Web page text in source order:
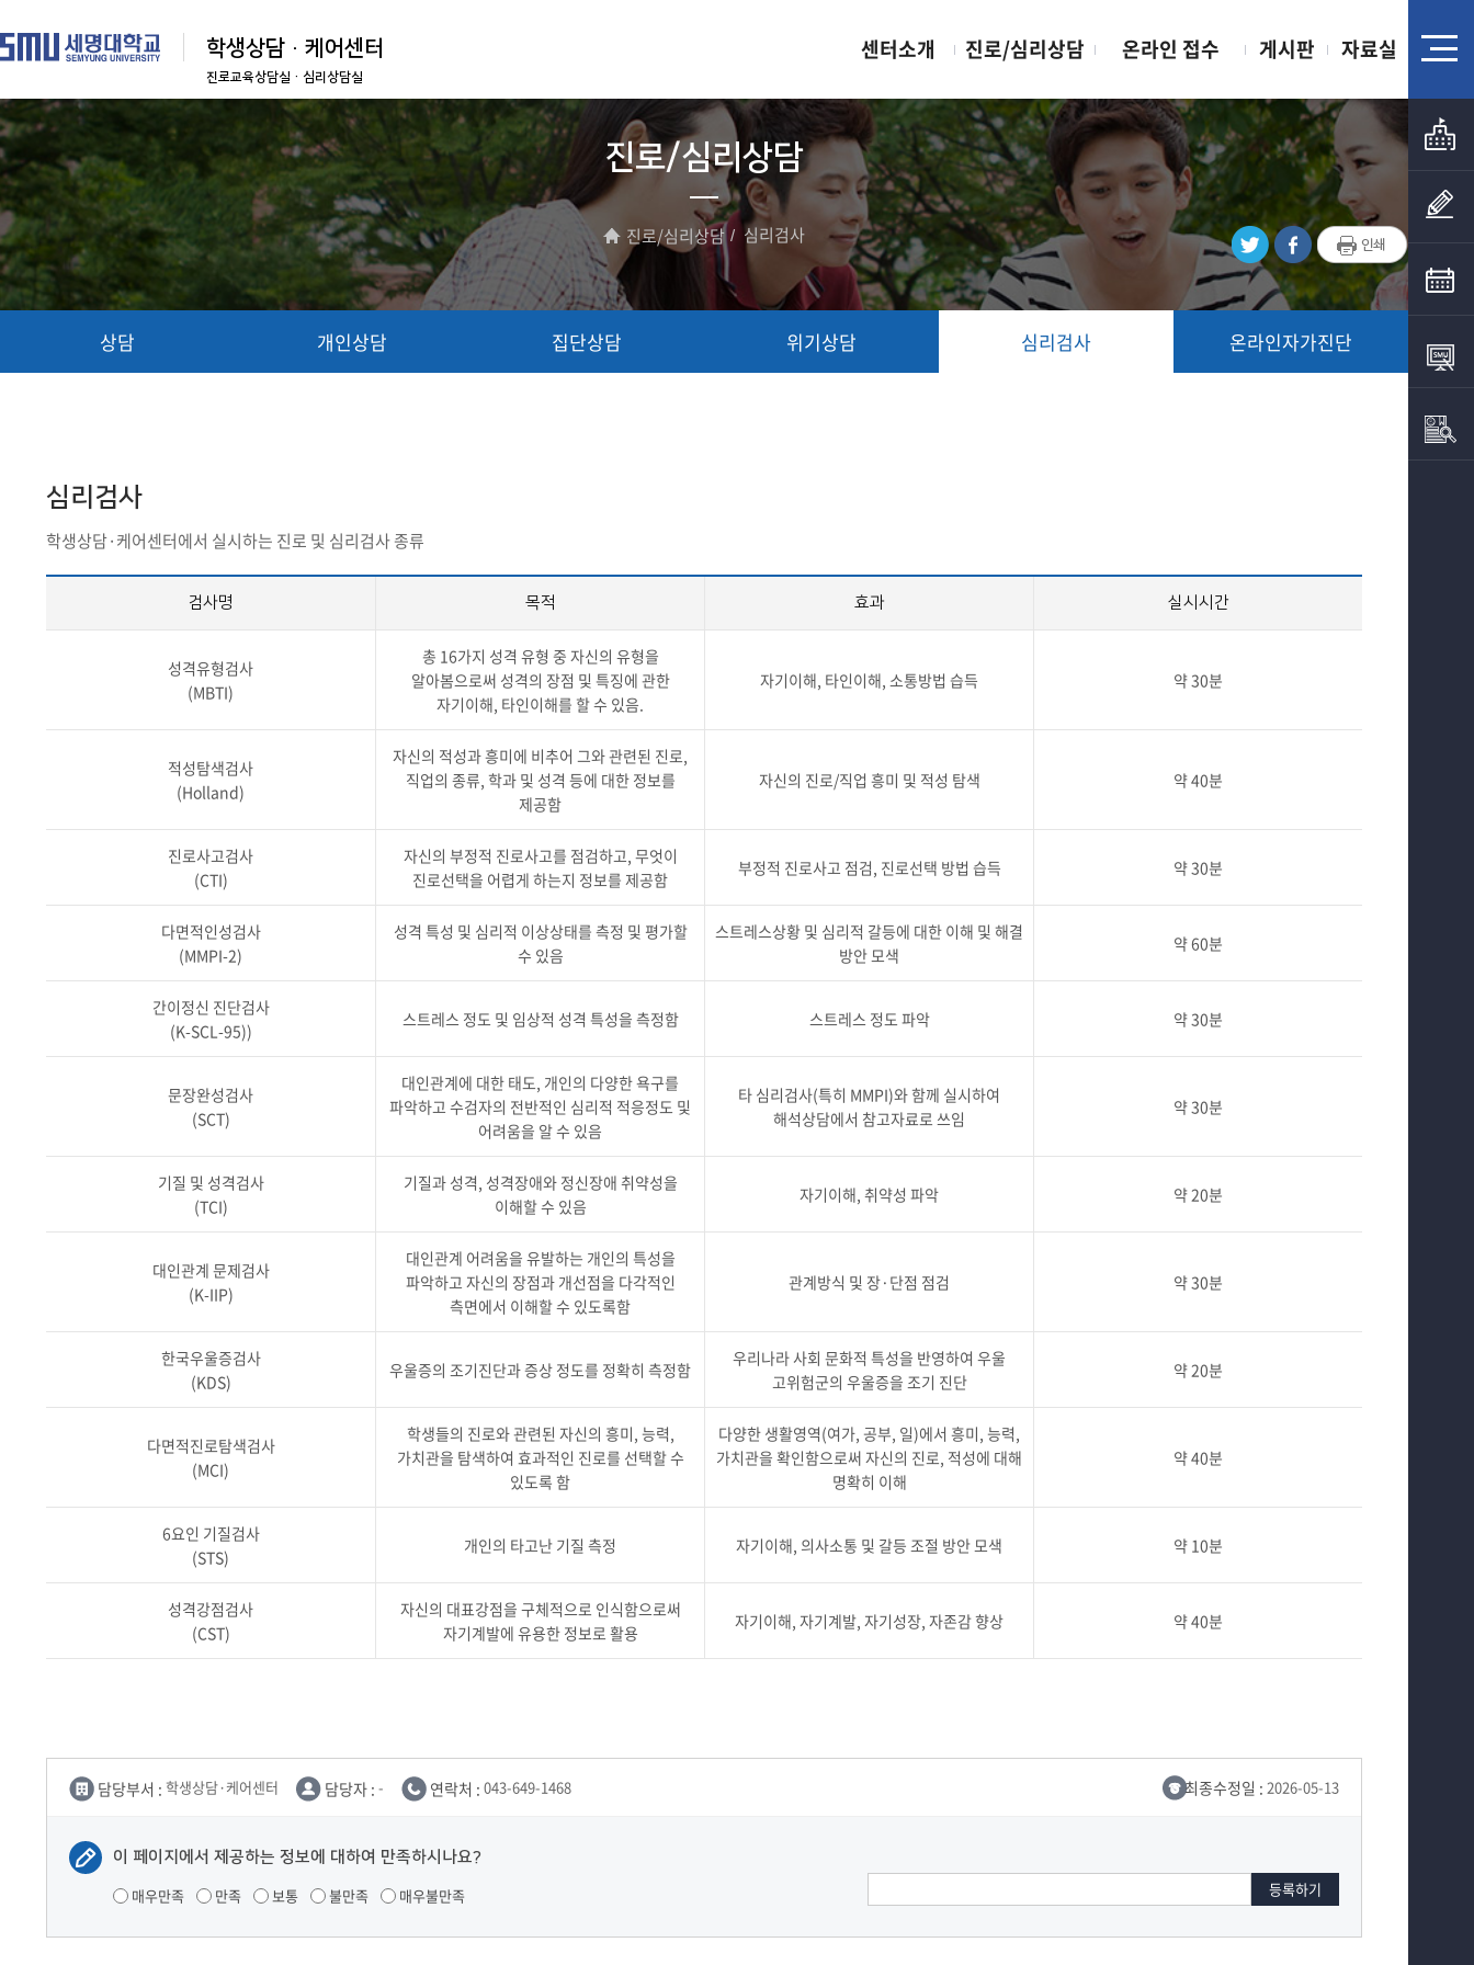
학생상담·케어센터
진로교육상담실 ·심리상담실
센터소개
CHARM케어상담센터
학우 여러분의 소중한 소리에 귀 기울이겠습
니다.
진로/심리상담 온라인 접수 게시판 자료실
진로/심리상담
진로/심리상담 심리검사
상담 개인상담 집단상담 위기상담 심리검사 온라인자가진단
심리검사
학생상담·케어센터에서 실시하는 진로 및 심리검사 종류
검사명 목적 효과 실시시간
성격유형검사
(MBTI)
총 16가지 성격 유형 중 자신의 유형을
알아봄으로써 성격의 장점 및 특징에 관한
자기이해, 타인이해를 할 수 있음.
자기이해, 타인이해, 소통방법 습득 약 30분
적성탐색검사
(Holland)
자신의 적성과 흥미에 비추어 그와 관련된 진로,
직업의 종류, 학과 및 성격 등에 대한 정보를
제공함
자신의 진로/직업 흥미 및 적성 탐색 약 40분
진로사고검사
(CTI)
자신의 부정적 진로사고를 점검하고, 무엇이
진로선택을 어렵게 하는지 정보를 제공함
부정적 진로사고 점검, 진로선택 방법 습득 약 30분
다면적인성검사
(MMPI-2)
성격 특성 및 심리적 이상상태를 측정 및 평가할
수 있음
스트레스상황 및 심리적 갈등에 대한 이해 및 해결
방안 모색
약 60분
간이정신 진단검사
(K-SCL-95))
스트레스 정도 및 임상적 성격 특성을 측정함 스트레스 정도 파악 약 30분
문장완성검사
(SCT)
대인관계에 대한 태도, 개인의 다양한 욕구를
파악하고 수검자의 전반적인 심리적 적응정도 및
어려움을 알 수 있음
타 심리검사(특히 MMPI)와 함께 실시하여
해석상담에서 참고자료로 쓰임
약 30분
기질 및 성격검사
(TCI)
기질과 성격, 성격장애와 정신장애 취약성을
이해할 수 있음
자기이해, 취약성 파악 약 20분
대인관계 문제검사
(K-IIP)
대인관계 어려움을 유발하는 개인의 특성을
파악하고 자신의 장점과 개선점을 다각적인
측면에서 이해할 수 있도록함
관계방식 및 장·단점 점검 약 30분
한국우울증검사
(KDS)
우울증의 조기진단과 증상 정도를 정확히 측정함
우리나라 사회 문화적 특성을 반영하여 우울
고위험군의 우울증을 조기 진단
약 20분
다면적진로탐색검사
(MCI)
학생들의 진로와 관련된 자신의 흥미, 능력,
가치관을 탐색하여 효과적인 진로를 선택할 수
있도록 함
다양한 생활영역(여가, 공부, 일)에서 흥미, 능력,
가치관을 확인함으로써 자신의 진로, 적성에 대해
명확히 이해
약 40분
6요인 기질검사
(STS)
개인의 타고난 기질 측정 자기이해, 의사소통 및 갈등 조절 방안 모색 약 10분
성격강점검사
(CST)
자신의 대표강점을 구체적으로 인식함으로써
자기계발에 유용한 정보로 활용
자기이해, 자기계발, 자기성장, 자존감 향상 약 40분
담당부서 : 학생상담·케어센터 담당자 : - 연락처 : 043-649-1468 최종수정일 : 2026-05-13
이 페이지에서 제공하는 정보에 대하여 만족하시나요?
매우만족 만족 보통 불만족 매우불만족